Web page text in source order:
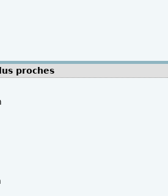
proches